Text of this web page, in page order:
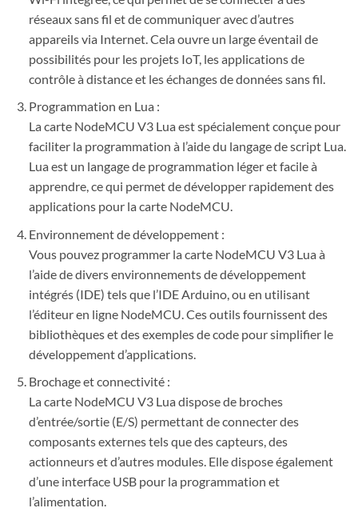
réseaux sans fil et de communiquer avec d’autres
appareils via Internet. Cela ouvre un large éventail de
possibilités pour les projets IoT, les applications de
contrôle à distance et les échanges de données sans fil.
Programmation en Lua :
La carte NodeMCU V3 Lua est spécialement conçue pour
faciliter la programmation à l’aide du langage de script Lua.
Lua est un langage de programmation léger et facile à
apprendre, ce qui permet de développer rapidement des
applications pour la carte NodeMCU.
Environnement de développement :
Vous pouvez programmer la carte NodeMCU V3 Lua à
l’aide de divers environnements de développement
intégrés (IDE) tels que l’IDE Arduino, ou en utilisant
l’éditeur en ligne NodeMCU. Ces outils fournissent des
bibliothèques et des exemples de code pour simplifier le
développement d’applications.
Brochage et connectivité :
La carte NodeMCU V3 Lua dispose de broches
d’entrée/sortie (E/S) permettant de connecter des
composants externes tels que des capteurs, des
actionneurs et d’autres modules. Elle dispose également
d’une interface USB pour la programmation et
l’alimentation.